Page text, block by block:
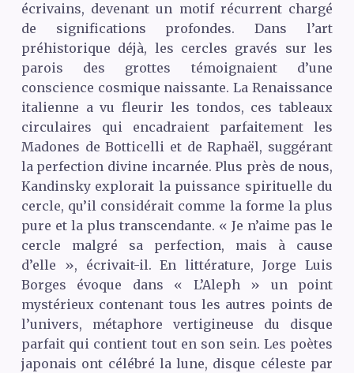
écrivains, devenant un motif récurrent chargé
de significations profondes. Dans l’art
préhistorique déjà, les cercles gravés sur les
parois des grottes témoignaient d’une
conscience cosmique naissante. La Renaissance
italienne a vu fleurir les tondos, ces tableaux
circulaires qui encadraient parfaitement les
Madones de Botticelli et de Raphaël, suggérant
la perfection divine incarnée. Plus près de nous,
Kandinsky explorait la puissance spirituelle du
cercle, qu’il considérait comme la forme la plus
pure et la plus transcendante. « Je n’aime pas le
cercle malgré sa perfection, mais à cause
d’elle », écrivait-il. En littérature, Jorge Luis
Borges évoque dans « L’Aleph » un point
mystérieux contenant tous les autres points de
l’univers, métaphore vertigineuse du disque
parfait qui contient tout en son sein. Les poètes
japonais ont célébré la lune, disque céleste par